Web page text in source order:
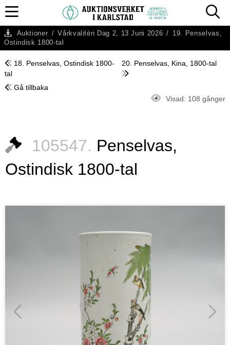
Auktioner / Vårkvalitén Dag 2, 13 Juni 2026 / 19. Penselvas,
Ostindisk 1800-tal
18. Penselvas, Ostindisk 1800-
tal
20. Penselvas, Kina, 1800-tal
Gå tillbaka
Visad: 108 gånger
105547. Penselvas,
Ostindisk 1800-tal